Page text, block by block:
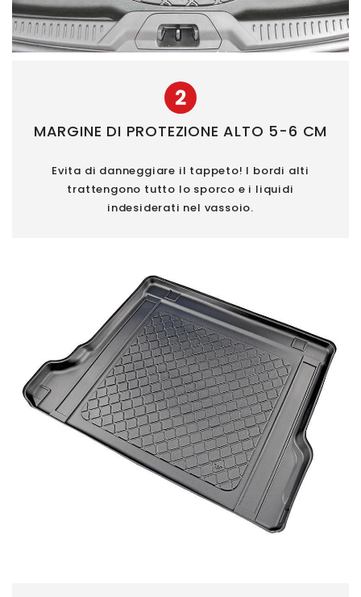
2
MARGINE DI PROTEZIONE ALTO 5-6 CM
Evita di danneggiare il tappeto! I bordi alti
trattengono tutto lo sporco e i liquidi
indesiderati nel vassoio.